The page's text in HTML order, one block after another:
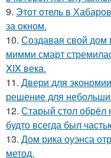
9. Этот отель в
за окном.
10. Создавая свой дом
мимми смарт
XIX века.
11. Двери для
решение для
12. Старый стол обрёл
будто всегда был
13. Дом рика оуэнса
метод.